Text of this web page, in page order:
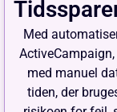
Med
med manuel
tiden, der